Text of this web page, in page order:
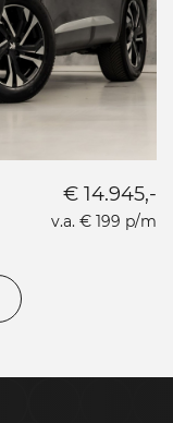
€ 14.945,-
v.a. € 199 p/m